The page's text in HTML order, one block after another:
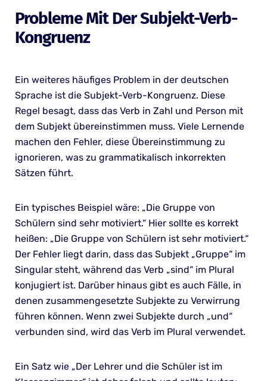
Probleme Mit Der Subjekt-Verb-
Kongruenz
Ein weiteres häufiges Problem in der deutschen
Sprache ist die Subjekt-Verb-Kongruenz. Diese
Regel besagt, dass das Verb in Zahl und Person mit
dem Subjekt übereinstimmen muss. Viele Lernende
machen den Fehler, diese Übereinstimmung zu
ignorieren, was zu grammatikalisch inkorrekten
Sätzen führt.
Ein typisches Beispiel wäre: „Die Gruppe von
Schülern sind sehr motiviert.“ Hier sollte es korrekt
heißen: „Die Gruppe von Schülern ist sehr motiviert.“
Der Fehler liegt darin, dass das Subjekt „Gruppe“ im
Singular steht, während das Verb „sind“ im Plural
konjugiert ist. Darüber hinaus gibt es auch Fälle, in
denen zusammengesetzte Subjekte zu Verwirrung
führen können. Wenn zwei Subjekte durch „und“
verbunden sind, wird das Verb im Plural verwendet.
Ein Satz wie „Der Lehrer und die Schüler ist im